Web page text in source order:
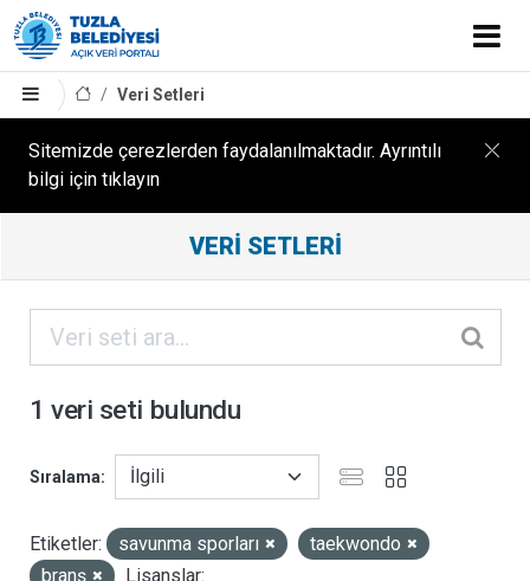
Veri Setleri
Sitemizde çerezlerden faydalanılmaktadır. Ayrıntılı
bilgi için tıklayın
Sonuçları
ORGANIZASYONLAR
KATEGORILER
ETIKETLER
LISANSLAR
VERI SETLERI
1 veri seti bulundu
Sıralama
Etiketler: savunma sporları
taekwondo
branş
Lisanslar: